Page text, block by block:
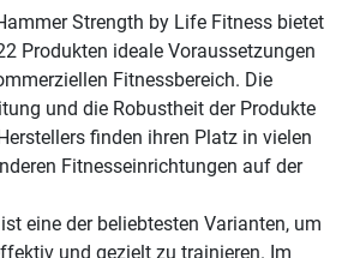
Strength by Life Fitness bietet
Produkten ideale Voraussetzungen
Fitnessbereich. Die
und die Robustheit der Produkte
finden ihren Platz in vielen
Fitnesseinrichtungen auf der
eine der beliebtesten Varianten, um
und gezielt zu trainieren. Im